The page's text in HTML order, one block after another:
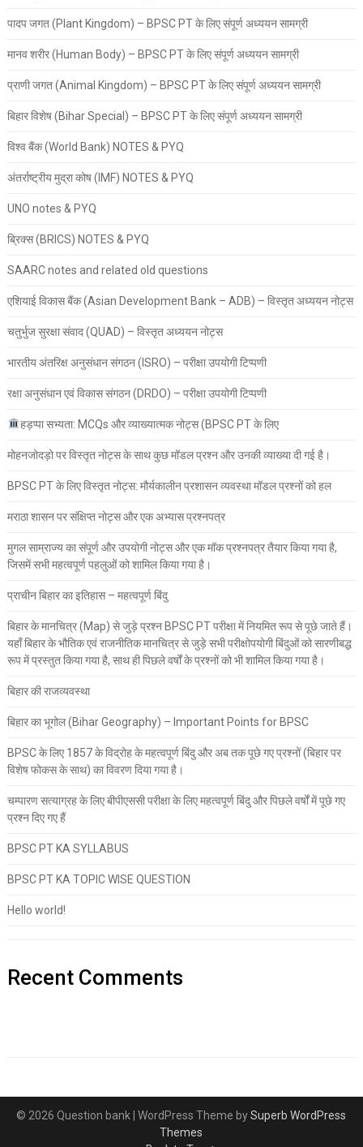
पादप जगत (Plant Kingdom) – BPSC PT के लिए संपूर्ण अध्ययन सामग्री
मानव शरीर (Human Body) – BPSC PT के लिए संपूर्ण अध्ययन सामग्री
प्राणी जगत (Animal Kingdom) – BPSC PT के लिए संपूर्ण अध्ययन सामग्री
बिहार विशेष (Bihar Special) – BPSC PT के लिए संपूर्ण अध्ययन सामग्री
विश्व बैंक (World Bank) NOTES & PYQ
अंतर्राष्ट्रीय मुद्रा कोष (IMF) NOTES & PYQ
UNO notes & PYQ
ब्रिक्स (BRICS) NOTES & PYQ
SAARC notes and related old questions
एशियाई विकास बैंक (Asian Development Bank – ADB) – विस्तृत अध्ययन नोट्स
चतुर्भुज सुरक्षा संवाद (QUAD) – विस्तृत अध्ययन नोट्स
भारतीय अंतरिक्ष अनुसंधान संगठन (ISRO) – परीक्षा उपयोगी टिप्पणी
रक्षा अनुसंधान एवं विकास संगठन (DRDO) – परीक्षा उपयोगी टिप्पणी
हड़प्पा सभ्यता: MCQs और व्याख्यात्मक नोट्स (BPSC PT के लिए
मोहनजोदड़ो पर विस्तृत नोट्स के साथ कुछ मॉडल प्रश्न और उनकी व्याख्या दी गई है।
BPSC PT के लिए विस्तृत नोट्स: मौर्यकालीन प्रशासन व्यवस्था मॉडल प्रश्नों को हल
मराठा शासन पर संक्षिप्त नोट्स और एक अभ्यास प्रश्नपत्र
मुगल साम्राज्य का संपूर्ण और उपयोगी नोट्स और एक मॉक प्रश्नपत्र तैयार किया गया है,
जिसमें सभी महत्वपूर्ण पहलुओं को शामिल किया गया है।
प्राचीन बिहार का इतिहास – महत्वपूर्ण बिंदु
बिहार के मानचित्र (Map) से जुड़े प्रश्न BPSC PT परीक्षा में नियमित रूप से पूछे जाते हैं।
यहाँ बिहार के भौतिक एवं राजनीतिक मानचित्र से जुड़े सभी परीक्षोपयोगी बिंदुओं को सारणीबद्ध
रूप में प्रस्तुत किया गया है, साथ ही पिछले वर्षों के प्रश्नों को भी शामिल किया गया है।
बिहार की राजव्यवस्था
बिहार का भूगोल (Bihar Geography) – Important Points for BPSC
BPSC के लिए 1857 के विद्रोह के महत्वपूर्ण बिंदु और अब तक पूछे गए प्रश्नों (बिहार पर
विशेष फोकस के साथ) का विवरण दिया गया है।
चम्पारण सत्याग्रह के लिए बीपीएससी परीक्षा के लिए महत्वपूर्ण बिंदु और पिछले वर्षों में पूछे गए
प्रश्न दिए गए हैं
BPSC PT KA SYLLABUS
BPSC PT KA TOPIC WISE QUESTION
Hello world!
Recent Comments
© 2026 Question bank | WordPress Theme bySuperb WordPress
Themes